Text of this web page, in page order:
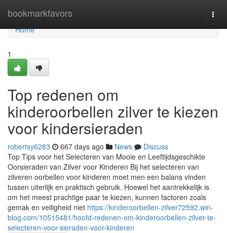
bookmarkfavors
Home
Home
1
Top redenen om
kinderoorbellen zilver te kiezen
voor kindersieraden
robertsy6283 667 days ago News
Discuss
Top Tips voor het Selecteren van Mooie en Leeftijdsgeschikte
Oorsieraden van Zilver voor Kinderen Bij het selecteren van
zilveren oorbellen voor kinderen moet men een balans vinden
tussen uiterlijk en praktisch gebruik. Hoewel het aantrekkelijk is
om het meest prachtige paar te kiezen, kunnen factoren zoals
gemak en veiligheid niet https://kinderoorbellen-zilver72592.win-
blog.com/10515481/hoofd-redenen-om-kinderoorbellen-zilver-te-
selecteren-voor-sieraden-voor-kinderen